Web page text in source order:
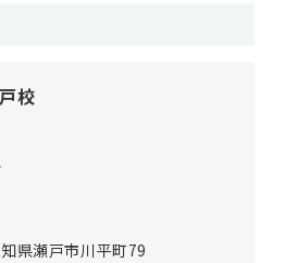
校
県瀬戸市川平町79